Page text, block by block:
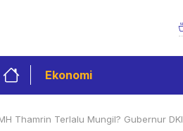
Ekonomi
Thamrin Terlalu Mungil? Gubernur